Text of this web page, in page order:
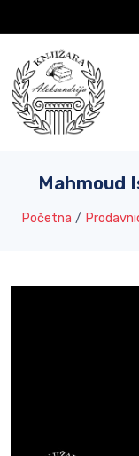
Mahmoud
Početna /